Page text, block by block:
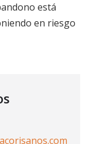
está
en riesgo